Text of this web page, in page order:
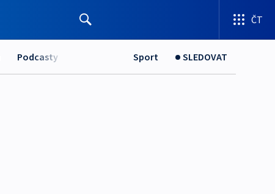
ČT
Podcasty Sport SLEDOVAT